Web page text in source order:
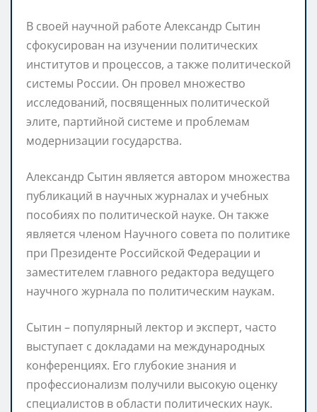
В своей научной работе Александр Сытин
сфокусирован на изучении политических
институтов и процессов, а также политической
системы России. Он провел множество
исследований, посвященных политической
элите, партийной системе и проблемам
модернизации государства.
Александр Сытин является автором множества
публикаций в научных журналах и учебных
пособиях по политической науке. Он также
является членом Научного совета по политике
при Президенте Российской Федерации и
заместителем главного редактора ведущего
научного журнала по политическим наукам.
Сытин – популярный лектор и эксперт, часто
выступает с докладами на международных
конференциях. Его глубокие знания и
профессионализм получили высокую оценку
специалистов в области политических наук.